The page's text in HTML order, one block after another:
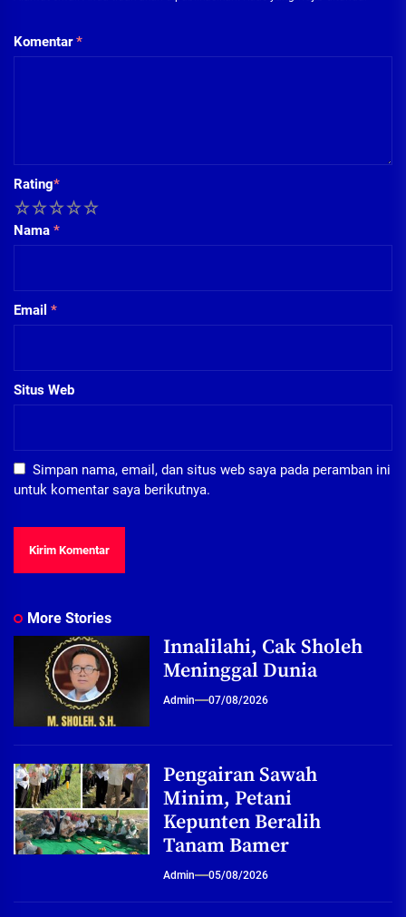
Komentar*
Rating*
5
4
3
2
Nama *
Email *
Situs Web
Simpan nama, email, dan situs web saya pada peramban ini
untuk komentar saya berikutnya.
More Stories
Innalilahi, Cak Sholeh
Meninggal Dunia
Admin 07/08/2026
Pengairan Sawah
Minim, Petani
Kepunten Beralih
Tanam Bamer
Admin 05/08/2026